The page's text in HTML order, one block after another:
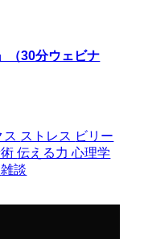
（30分ウェビナ
ス ストレス ビリー
術伝える力心理学
雑談